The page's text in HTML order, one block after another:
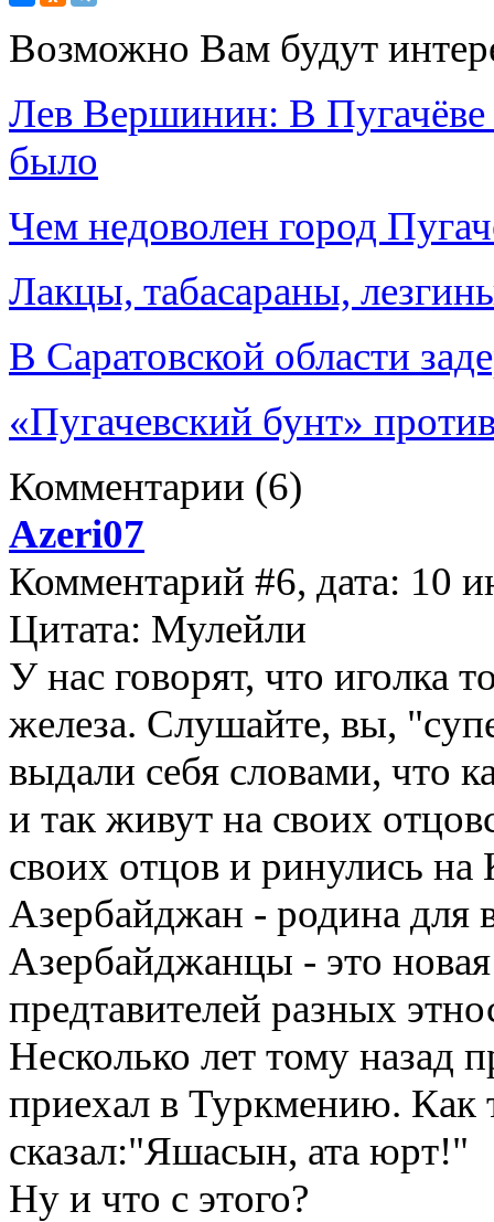
Возможно Вам будут
Лев Вершинин: В Пугачёве
было
Чем недоволен город
Лакцы, табасараны,
В Саратовской области
«Пугачевский бунт»
Комментарии (6)
Azeri07
Комментарий #6, дата: 10
Цитата: Мулейли
У нас говорят, что иголка
железа. Слушайте, вы,
выдали себя словами, что
и так живут на своих
своих отцов и ринулись на
Азербайджан - родина для
Азербайджанцы - это
предтавителей разных
Несколько лет тому назад
приехал в Туркмению. Как
сказал:"Яшасын, ата юрт!"
Ну и что с этого?